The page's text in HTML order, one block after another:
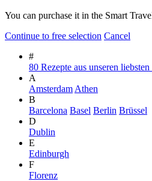
You can purchase it in the Smart
Continue to free selection Cancel
#
80 Rezepte aus unseren liebsten
A
Amsterdam Athen
B
Barcelona Basel Berlin Brüssel
D
Dublin
E
Edinburgh
F
Florenz